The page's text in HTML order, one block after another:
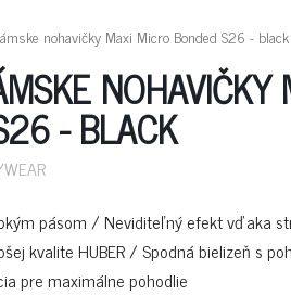
nohavičky Maxi Micro Bonded S26 - black
NOHAVIČKY
- BLACK
pásom / Neviditeľný efekt vďaka
kvalite HUBER / Spodná bielizeň s
pre maximálne pohodlie